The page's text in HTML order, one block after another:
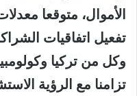
الأموال، متوقعا
تفعيل اتفاقيات
وكل من تركيا
تزامنا مع الرؤية